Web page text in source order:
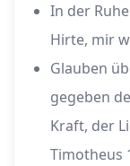
In der
Hirte, mir
Glauben
gegeben
Kraft, der
Timotheus